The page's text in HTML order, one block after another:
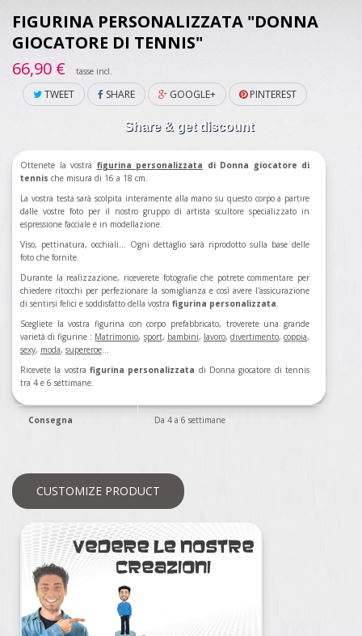
FIGURINA PERSONALIZZATA "DONNA
GIOCATORE DI TENNIS"
66,90 €
tasse incl.
TWEET SHARE GOOGLE+ PINTEREST
Share & get discount
Ottenete la vostra figurina personalizzata di Donna giocatore di
tennis che misura di 16 a 18 cm.
La vostra testa sarà scolpita interamente alla mano su questo corpo a partire
dalle vostre foto per il nostro gruppo di artista scultore specializzato in
espressione facciale e in modellazione.
Viso, pettinatura, occhiali... Ogni dettaglio sarà riprodotto sulla base delle
foto che fornite.
Durante la realizzazione, riceverete fotografie che potrete commentare per
chiedere ritocchi per perfezionare la somiglianza e così avere l'assicurazione
di sentirsi felici e soddisfatto della vostra figurina personalizzata.
Scegliete la vostra figurina con corpo prefabbricato, troverete una grande
varietà di figurine : Matrimonio, sport, bambini, lavoro, divertimento,coppia,
sexy, moda, supereroe...
Ricevete la vostra figurina personalizzata di Donna giocatore di tennis
tra 4 e 6 settimane.
Consegna Da 4 a 6 settimane
CUSTOMIZE PRODUCT